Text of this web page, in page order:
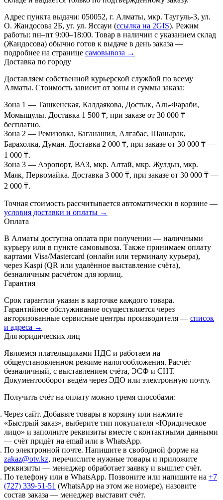
Адрес пункта выдачи: 050052, г. Алматы, мкр. Таугуль-3, ул.
О. Жандосова 2Б, уг. ул. Яссауи (ссылка на 2GIS). Режим
работы: пн–пт 9:00–18:00. Товар в наличии с указанием склад
(Жандосова) обычно готов к выдаче в день заказа —
подробнее на странице самовывоза →
Доставка по городу
Доставляем собственной курьерской службой по всему
Алматы. Стоимость зависит от зоны и суммы заказа:
Зона 1 — Ташкенская, Калдаякова, Достык, Аль-Фараби,
Момышулы. Доставка 1 500 ₸, при заказе от 30 000 ₸ —
бесплатно.
Зона 2 — Ремизовка, Баганашил, Алгабас, Шанырак,
Барахолка, Думан. Доставка 2 000 ₸, при заказе от 30 000 ₸ —
1 000 ₸.
Зона 3 — Аэропорт, ВАЗ, мкр. Алтай, мкр. Жулдыз, мкр.
Маяк, Первомайка. Доставка 3 000 ₸, при заказе от 30 000 ₸ —
2 000 ₸.
Точная стоимость рассчитывается автоматически в корзине —
условия доставки и оплаты →
Оплата
В Алматы доступна оплата при получении — наличными
курьеру или в пункте самовывоза. Также принимаем оплату
картами Visa/Mastercard (онлайн или терминалу курьера),
через Kaspi (QR или удалённое выставление счёта),
безналичным расчётом для юрлиц.
Гарантия
Срок гарантии указан в карточке каждого товара.
Гарантийное обслуживание осуществляется через
авторизованные сервисные центры производителя — список
и адреса →
Для юридических лиц
Являемся плательщиками НДС и работаем на
общеустановленном режиме налогообложения. Расчёт
безналичный, с выставлением счёта, ЭСФ и СНТ.
Документооборот ведём через ЭДО или электронную почту.
Получить счёт на оплату можно тремя способами:
Через сайт. Добавьте товары в корзину или нажмите
«Быстрый заказ», выберите тип покупателя «Юридическое
лицо» и заполните реквизиты вместе с контактными данными
— счёт придёт на email или в WhatsApp.
По электронной почте. Напишите в свободной форме на
zakaz@otv.kz, перечислите нужные товары и приложите
реквизиты — менеджер обработает заявку и вышлет счёт.
По телефону или в WhatsApp. Позвоните или напишите на +7
(727) 339-51-51 (WhatsApp на этом же номере), назовите
состав заказа — менеджер выставит счёт.